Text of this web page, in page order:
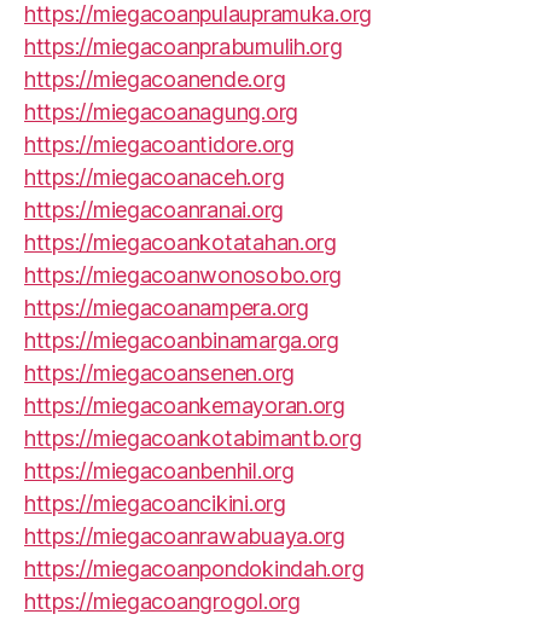
https://miegacoanpulaupramuka.org
https://miegacoanprabumulih.org
https://miegacoanende.org
https://miegacoanagung.org
https://miegacoantidore.org
https://miegacoanaceh.org
https://miegacoanranai.org
https://miegacoankotatahan.org
https://miegacoanwonosobo.org
https://miegacoanampera.org
https://miegacoanbinamarga.org
https://miegacoansenen.org
https://miegacoankemayoran.org
https://miegacoankotabimantb.org
https://miegacoanbenhil.org
https://miegacoancikini.org
https://miegacoanrawabuaya.org
https://miegacoanpondokindah.org
https://miegacoangrogol.org